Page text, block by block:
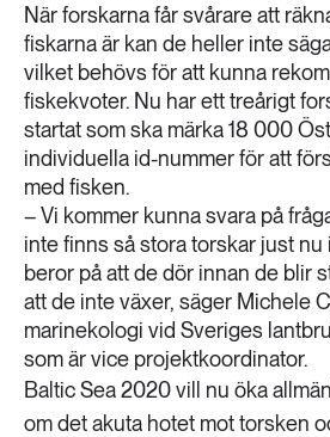
När forskarna får svårare att
fiskarna är kan de heller inte
vilket behövs för att kunna
fiskekvoter. Nu har ett treårigt
startat som ska märka 18 000
individuella id-nummer för att
med fisken.
– Vi kommer kunna svara på
inte finns så stora torskar just
beror på att de dör innan de blir
att de inte växer, säger Michele
marinekologi vid Sveriges
som är vice projektkoordinator.
Baltic Sea 2020 vill nu öka
om det akuta hotet mot torsken